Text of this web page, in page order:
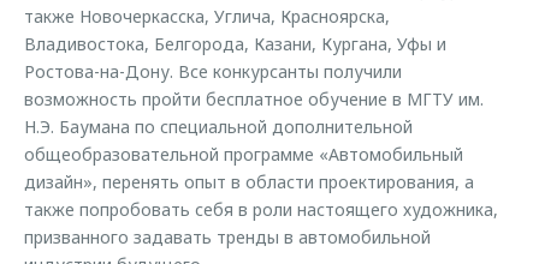
также Новочеркасска, Углича, Красноярска,
Владивостока, Белгорода, Казани, Кургана, Уфы и
Ростова-на-Дону. Все конкурсанты получили
возможность пройти бесплатное обучение в МГТУ им.
Н.Э. Баумана по специальной дополнительной
общеобразовательной программе «Автомобильный
дизайн», перенять опыт в области проектирования, а
также попробовать себя в роли настоящего художника,
призванного задавать тренды в автомобильной